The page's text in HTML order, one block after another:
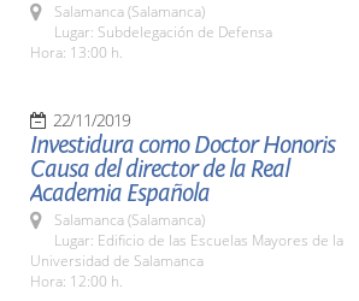
Salamanca (Salamanca)
Lugar: Subdelegación de Defensa
Hora: 13:00 h.
22/11/2019
Investidura como Doctor Honoris
Causa del director de la Real
Academia Española
Salamanca (Salamanca)
Lugar: Edificio de las Escuelas Mayores de la
Universidad de Salamanca
Hora: 12:00 h.